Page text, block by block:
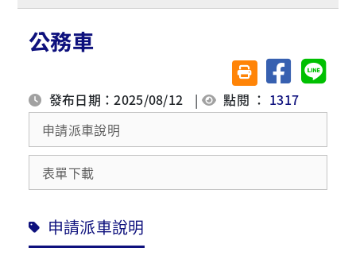
公務車
友善列印(另開視窗)
分享至臉書分享
發布日期：2025/08/12 | 點閱 ： 1317
申請派車說明
表單下載
申請派車說明